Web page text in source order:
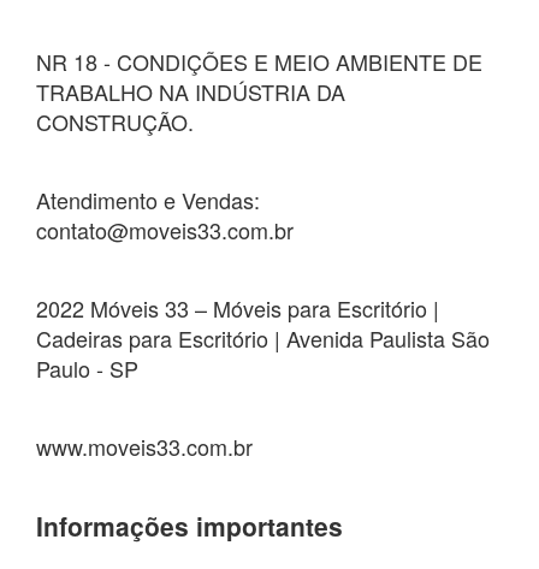
NR 18 - CONDIÇÕES E MEIO AMBIENTE DE
TRABALHO NA INDÚSTRIA DA
CONSTRUÇÃO.
Atendimento e Vendas:
contato@moveis33.com.br
2022 Móveis 33 – Móveis para Escritório |
Cadeiras para Escritório | Avenida Paulista São
Paulo - SP
www.moveis33.com.br
Informações importantes